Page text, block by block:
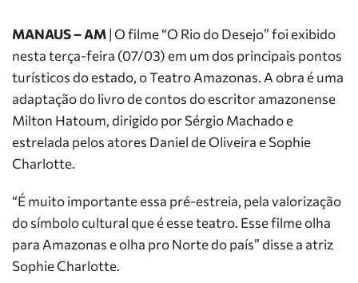
MANAUS – AM| O filme “O Rio do Desejo” foi exibido
nesta terça-feira (07/03) em um dos principais pontos
turísticos do estado, o Teatro Amazonas. A obra é uma
adaptação do livro de contos do escritor amazonense
Milton Hatoum, dirigido por Sérgio Machado e
estrelada pelos atores Daniel de Oliveira e Sophie
Charlotte.
“É muito importante essa pré-estreia, pela valorização
do símbolo cultural que é esse teatro. Esse filme olha
para Amazonas e olha pro Norte do país” disse a atriz
Sophie Charlotte.